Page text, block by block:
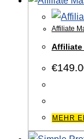
Affiliate
Affiliate
€
MEHR